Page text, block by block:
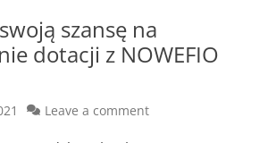
szansę na
dotacji z NOWEFIO
Leave a comment